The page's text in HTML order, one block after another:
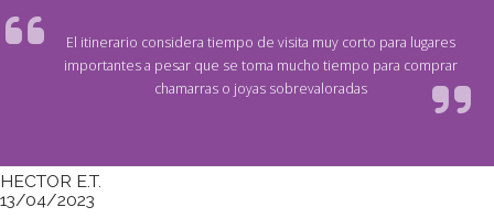
El itinerario considera tiempo de visita muy corto para lugares
importantes a pesar que se toma mucho tiempo para comprar
chamarras o joyas sobrevaloradas
HECTOR E.T.
13/04/2023